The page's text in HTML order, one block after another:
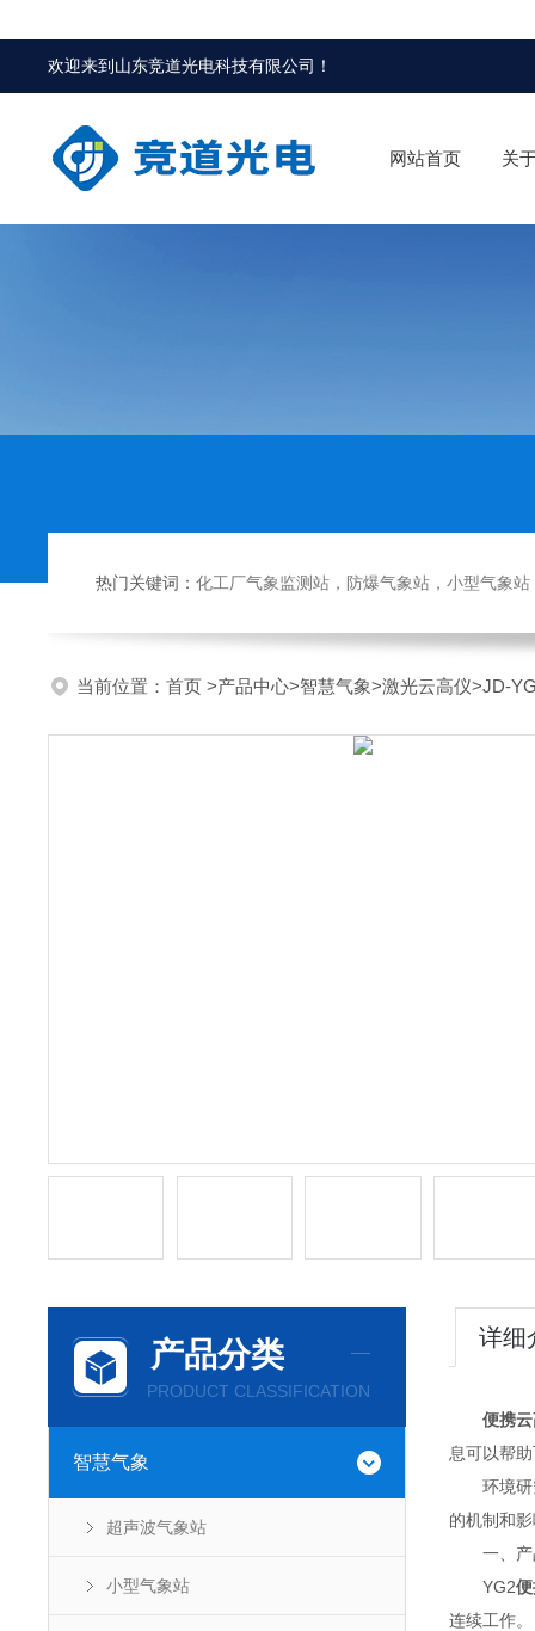
欢迎来到 山东竞道光电科技有限公司 ！
网站首页 关
热门关键词： 化工厂气象监测站，防爆气象站，小型气象站，化
当前位置： 首页 >产品中心>智慧气象>激光云高仪>JD-
产品分类
PRODUCT CLASSIFICATION
智慧气象
超声波气象站
小型气象站
详细
便携
息可以帮
环境研究
的机制和
一、产
YG2
连续工作。